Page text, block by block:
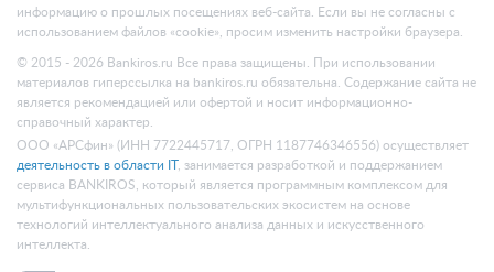
информацию о прошлых посещениях веб-сайта. Если вы не согласны с
использованием файлов «cookie», просим изменить настройки браузера.
© 2015 - 2026 Bankiros.ru Все права защищены. При использовании
материалов гиперссылка на bankiros.ru обязательна. Содержание сайта не
является рекомендацией или офертой и носит информационно-
справочный характер.
ООО «АРСфин» (ИНН 7722445717, ОГРН 1187746346556) осуществляет
деятельность в области IT, занимается разработкой и поддержанием
сервиса BANKIROS, который является программным комплексом для
мультифункциональных пользовательских экосистем на основе
технологий интеллектуального анализа данных и искусственного
интеллекта.